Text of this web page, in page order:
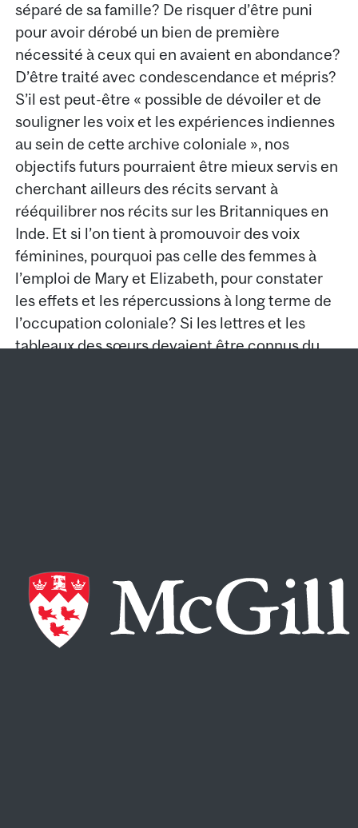
séparé de sa famille? De risquer d’être puni
pour avoir dérobé un bien de première
nécessité à ceux qui en avaient en abondance?
D’être traité avec condescendance et mépris?
S’il est peut-être « possible de dévoiler et de
souligner les voix et les expériences indiennes
au sein de cette archive coloniale », nos
objectifs futurs pourraient être mieux servis en
cherchant ailleurs des récits servant à
rééquilibrer nos récits sur les Britanniques en
Inde. Et si l’on tient à promouvoir des voix
féminines, pourquoi pas celle des femmes à
l’emploi de Mary et Elizabeth, pour constater
les effets et les répercussions à long terme de
l’occupation coloniale? Si les lettres et les
tableaux des sœurs devaient être connus du